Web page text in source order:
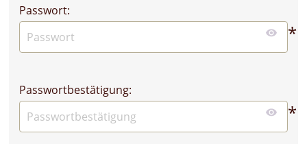
Passwort:
*
Passwortbestätigung:
*